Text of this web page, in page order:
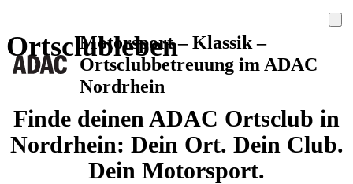
Motorsport – Klassik –
Ortsclubbetreuung im ADAC
Nordrhein
Ortsclubleben
Finde deinen ADAC Ortsclub in
Nordrhein: Dein Ort. Dein Club.
Dein Motorsport.